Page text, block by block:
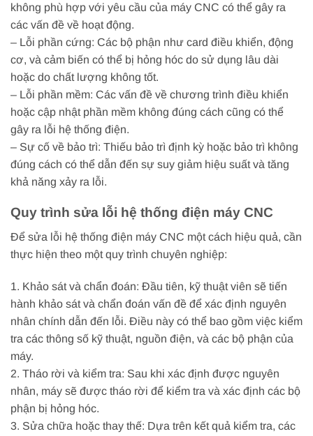
không phù hợp với yêu cầu của máy CNC có thể gây ra
các vấn đề về hoạt động.
– Lỗi phần cứng: Các bộ phận như card điều khiển, động
cơ, và cảm biến có thể bị hỏng hóc do sử dụng lâu dài
hoặc do chất lượng không tốt.
– Lỗi phần mềm: Các vấn đề về chương trình điều khiển
hoặc cập nhật phần mềm không đúng cách cũng có thể
gây ra lỗi hệ thống điện.
– Sự cố về bảo trì: Thiếu bảo trì định kỳ hoặc bảo trì không
đúng cách có thể dẫn đến sự suy giảm hiệu suất và tăng
khả năng xảy ra lỗi.
Quy trình sửa lỗi hệ thống điện máy CNC
Để sửa lỗi hệ thống điện máy CNC một cách hiệu quả, cần
thực hiện theo một quy trình chuyên nghiệp:
1. Khảo sát và chẩn đoán: Đầu tiên, kỹ thuật viên sẽ tiến
hành khảo sát và chẩn đoán vấn đề để xác định nguyên
nhân chính dẫn đến lỗi. Điều này có thể bao gồm việc kiểm
tra các thông số kỹ thuật, nguồn điện, và các bộ phận của
máy.
2. Tháo rời và kiểm tra: Sau khi xác định được nguyên
nhân, máy sẽ được tháo rời để kiểm tra và xác định các bộ
phận bị hỏng hóc.
3. Sửa chữa hoặc thay thế: Dựa trên kết quả kiểm tra, các